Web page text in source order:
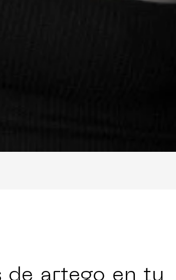
de artego en tu